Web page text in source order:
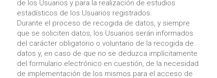
de los Usuarios y para la realización de estudios
estadísticos de los Usuarios registrados.
Durante el proceso de recogida de datos, y siempre
que se soliciten datos, los Usuarios serán informados
del carácter obligatorio o voluntario de la recogida de
datos y, en caso de que no se deduzca implícitamente
del formulario electrónico en cuestión, de la necesidad
de implementación de los mismos para el acceso de